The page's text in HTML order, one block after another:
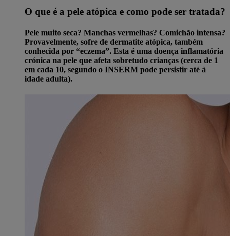
O que é a pele atópica e como pode ser tratada?
Pele muito seca? Manchas vermelhas? Comichão intensa?
Provavelmente, sofre de dermatite atópica, também
conhecida por “eczema”. Esta é uma doença inflamatória
crónica na pele que afeta sobretudo crianças (cerca de 1
em cada 10, segundo o INSERM pode persistir até à
idade adulta).